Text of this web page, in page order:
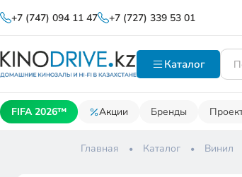
+7 (747) 094 11 47 +7 (727) 339 53 01
Каталог
FIFA 2026™ Акции Бренды
Главная Каталог Винил